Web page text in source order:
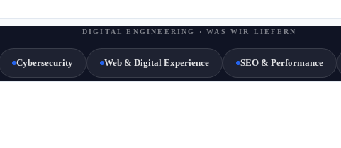
DIGITAL ENGINEERING · WAS WIR LIEFERN
Cybersecurity Web & Digital Experience SEO & Performance